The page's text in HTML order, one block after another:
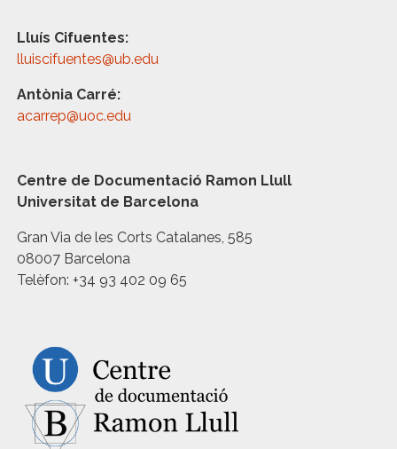
Lluís Cifuentes:
lluiscifuentes@ub.edu
Antònia Carré:
acarrep@uoc.edu
Centre de Documentació Ramon Llull
Universitat de Barcelona
Gran Via de les Corts Catalanes, 585
08007 Barcelona
Telèfon: +34 93 402 09 65